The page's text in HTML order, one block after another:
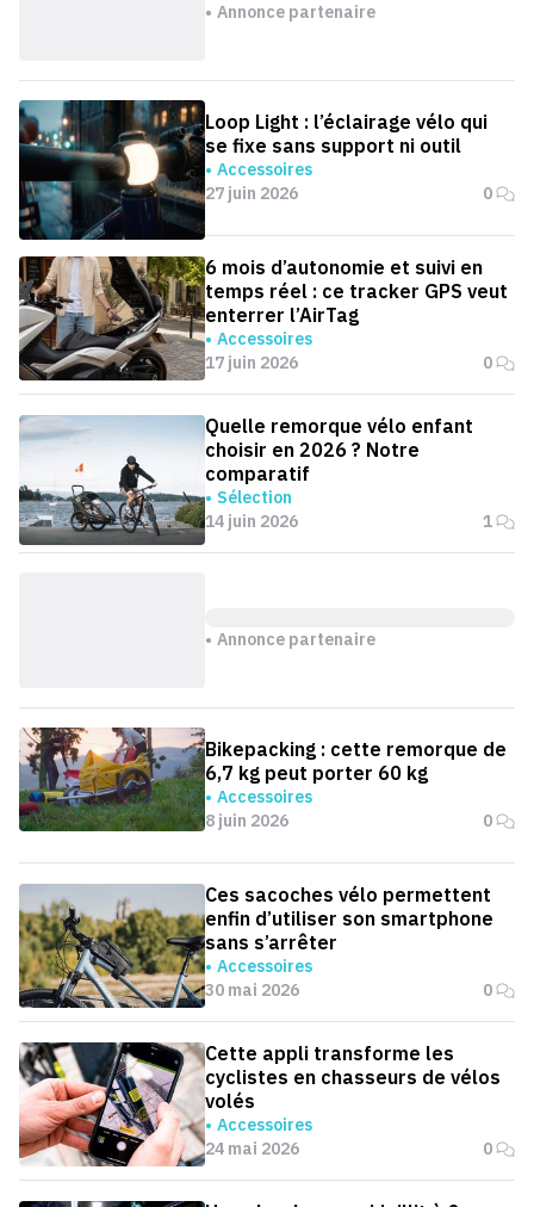
Annonce partenaire
Loop Light : l’éclairage vélo qui
se fixe sans support ni outil
Accessoires
27 juin 2026
0
6 mois d’autonomie et suivi en
temps réel : ce tracker GPS veut
enterrer l’AirTag
Accessoires
17 juin 2026
0
Quelle remorque vélo enfant
choisir en 2026 ? Notre
comparatif
Sélection
14 juin 2026
1
Annonce partenaire
Bikepacking : cette remorque de
6,7 kg peut porter 60 kg
Accessoires
8 juin 2026
0
Ces sacoches vélo permettent
enfin d’utiliser son smartphone
sans s’arrêter
Accessoires
30 mai 2026
0
Cette appli transforme les
cyclistes en chasseurs de vélos
volés
Accessoires
24 mai 2026
0